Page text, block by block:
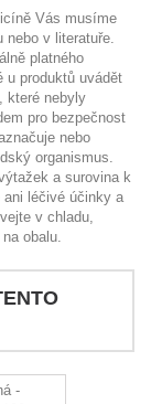
Vás musíme
nebo v literatuře.
platného
u produktů uvádět
které nebyly
pro bezpečnost
nebo
organismus.
a surovina k
léčivé účinky a
v chladu,
obalu.